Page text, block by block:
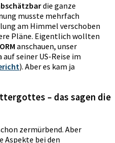
die ganze
musste mehrfach
am Himmel verschoben
Pläne. Eigentlich wollten
anschauen, unser
seiner US-Reise im
). Aber es kam ja
– das sagen die
zermürbend. Aber
Aspekte bei den